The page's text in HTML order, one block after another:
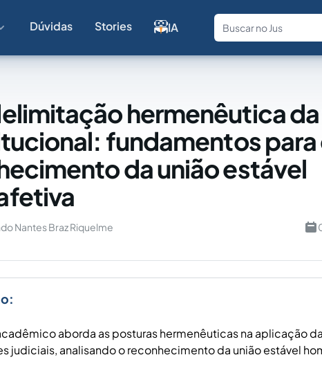
Dúvidas Stories IA
Fale com
hermenêutica
fundamentos para
da união estável
Nantes Braz Riquelme
aborda as posturas hermenêuticas na aplicação
judiciais, analisando o reconhecimento da união estável